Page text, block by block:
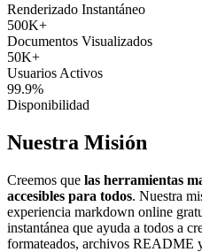
Renderizado Instantáneo
500K+
Documentos Visualizados
50K+
Usuarios Activos
99.9%
Disponibilidad
Nuestra Misión
Creemos que las herramientas
accesibles para todos. Nuestra
experiencia markdown online
instantánea que ayuda a todos a
formateados, archivos README